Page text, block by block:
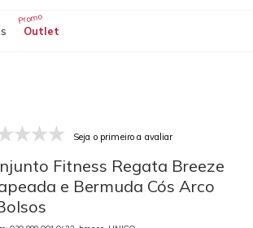
Outlet
UNICO Seja o primeiro a avaliar
Fitness Regata Breeze
e Bermuda Cós Arco